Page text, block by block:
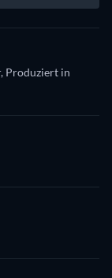
Produziert in